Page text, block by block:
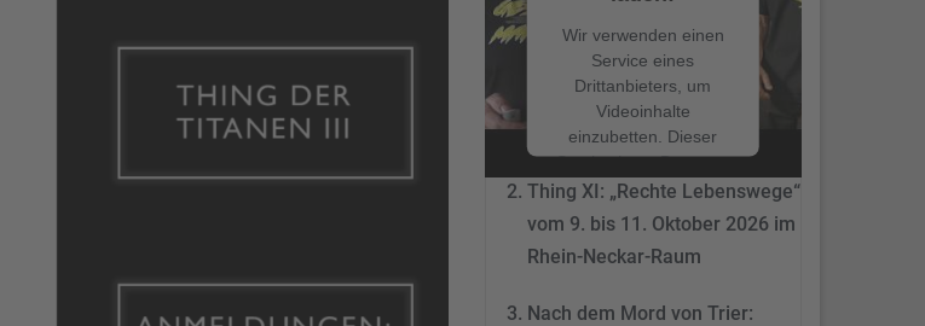
Wir verwenden einen
Service eines
Drittanbieters, um
Videoinhalte
einzubetten. Dieser
Service kann Daten zu
Ihren Aktivitäten
sammeln. Bitte lesen
Sie die Details durch
und stimmen Sie der
zu, um dieses Video
NEUESTE BEITRÄGE
Nach dem Mord von Trier:
Patrioten werden aktiv
Thing XI: „Rechte Lebenswege“
vom 9. bis 11. Oktober 2026 im
Rhein-Neckar-Raum
Nach dem Mord von Trier: